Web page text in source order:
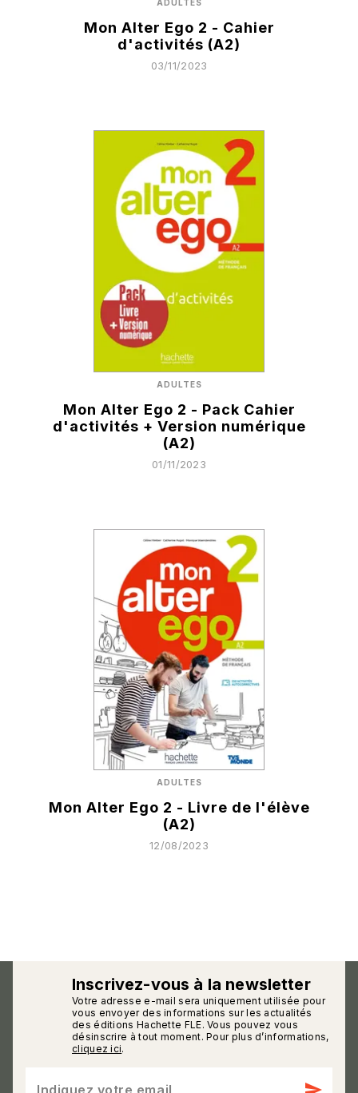
ADULTES
Mon Alter Ego 2 - Cahier
d'activités (A2)
03/11/2023
ADULTES
Mon Alter Ego 2 - Pack Cahier
d'activités + Version numérique
(A2)
01/11/2023
ADULTES
Mon Alter Ego 2 - Livre de l'élève
(A2)
12/08/2023
Inscrivez-vous à la newsletter
Votre adresse e-mail sera uniquement utilisée pour
vous envoyer des informations sur les actualités
des éditions Hachette FLE. Vous pouvez vous
désinscrire à tout moment. Pour plus d’informations,
cliquez ici.
Indiquez votre email